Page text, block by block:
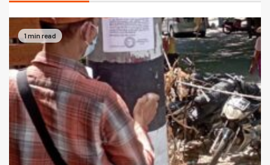
1 min read